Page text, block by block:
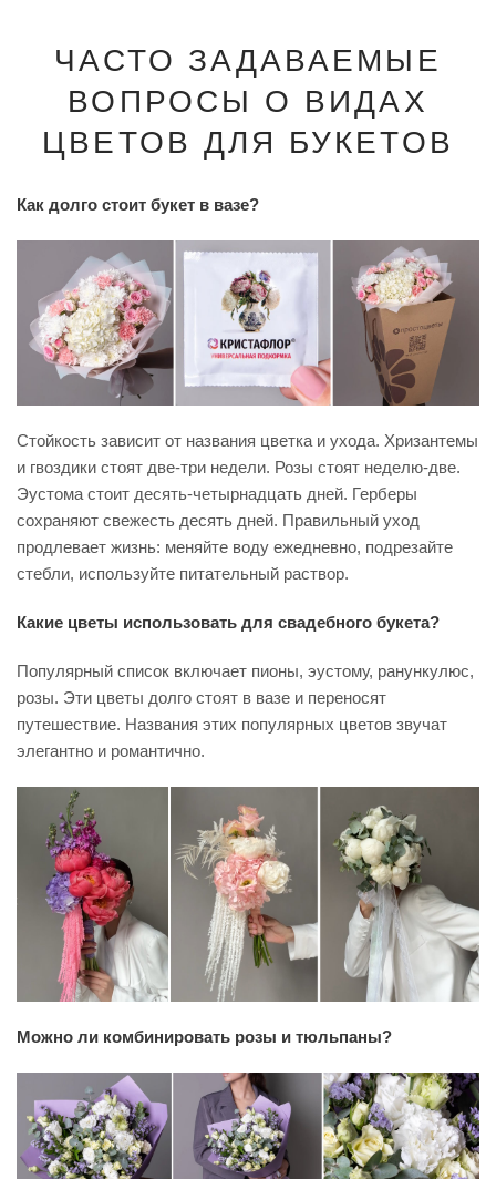
ЧАСТО ЗАДАВАЕМЫЕ
ВОПРОСЫ О ВИДАХ
ЦВЕТОВ ДЛЯ БУКЕТОВ
Как долго стоит букет в вазе?
Стойкость зависит от названия цветка и ухода. Хризантемы
и гвоздики стоят две-три недели. Розы стоят неделю-две.
Эустома стоит десять-четырнадцать дней. Герберы
сохраняют свежесть десять дней. Правильный уход
продлевает жизнь: меняйте воду ежедневно, подрезайте
стебли, используйте питательный раствор.
Какие цветы использовать для свадебного букета?
Популярный список включает пионы, эустому, ранункулюс,
розы. Эти цветы долго стоят в вазе и переносят
путешествие. Названия этих популярных цветов звучат
элегантно и романтично.
Можно ли комбинировать розы и тюльпаны?